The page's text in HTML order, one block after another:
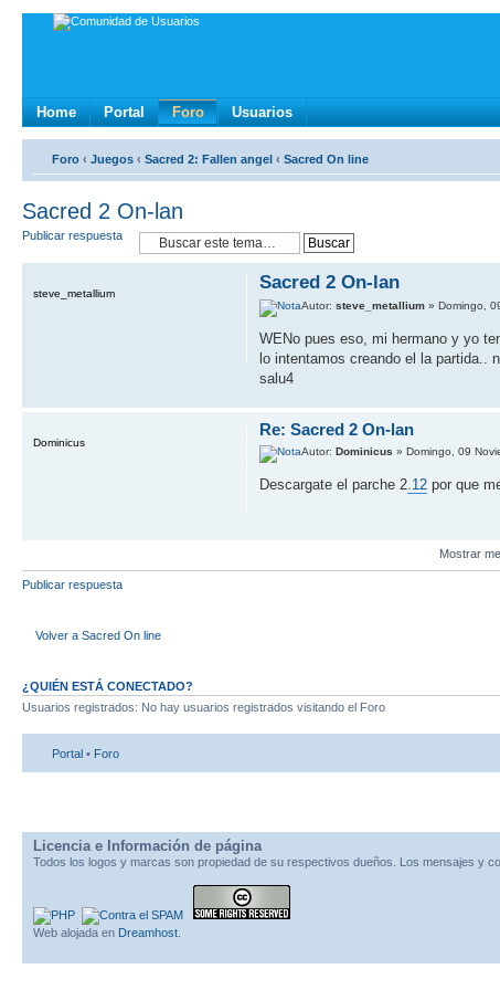
Home Portal Foro Usuarios
Foro ‹ Juegos ‹ Sacred 2: Fallen angel ‹ Sacred On line
Sacred 2 On-lan
Publicar respuesta
Sacred 2 On-lan
Autor:steve_metallium » Domingo,
WENo pues eso, mi hermano y yo
lo intentamos creando el la partida..
salu4
steve_metallium
Re: Sacred 2 On-lan
Autor:Dominicus » Domingo, 09
Descargate el parche 2 .12 por que
Dominicus
Mostrar
Publicar respuesta
Volver a Sacred On line
¿QUIÉN ESTÁ CONECTADO?
Usuarios registrados: No hay usuarios registrados visitando el Foro
Portal • Foro
Licencia e Información de página
Todos los logos y marcas son propiedad de su respectivos dueños. Los mensajes y
Web alojada en Dreamhost